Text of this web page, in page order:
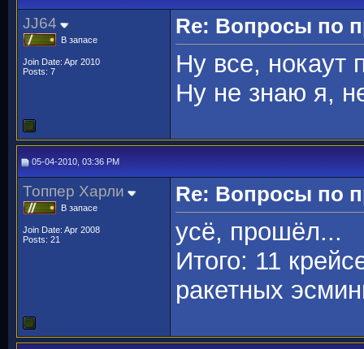
JJ64
В запасе
Join Date: Apr 2010
Posts: 7
Re: Вопросы по
Ну все, нокаут
Ну не знаю я,
05-04-2010, 03:36 PM
Топпер Харли
В запасе
Join Date: Apr 2008
Posts: 21
Re: Вопросы по
усё, прошёл...
Итого: 11
ракетных